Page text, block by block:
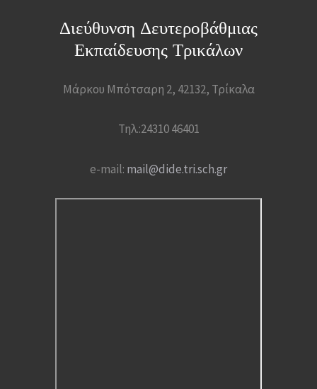
Διεύθυνση Δευτεροβάθμιας
Εκπαίδευσης Τρικάλων
Μάρκου Μπότσαρη 2, 42132, Τρίκαλα
Τηλ.:24310 46401
e-mail: mail@dide.tri.sch.gr